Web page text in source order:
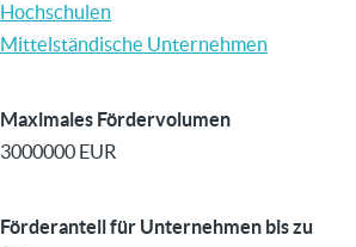
Hochschulen
Mittelständische Unternehmen
Maximales Fördervolumen
3000000 EUR
Förderanteil für Unternehmen bis zu